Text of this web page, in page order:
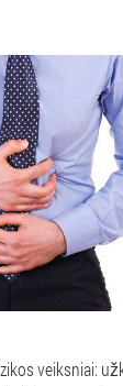
veiksniai: